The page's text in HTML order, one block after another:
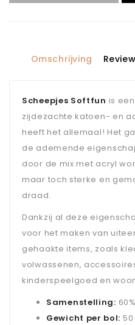
Omschrijving
Scheepjes Softfun is
zijdezachte katoen- en
heeft het allemaal! Het
de ademende
door de mix met acryl
maar toch sterke en
draad.
Dankzij al deze
voor het maken van
gehaakte items, zoals
volwassenen,
kinderspeelgoed en
Samenstelling:
Gewicht per bol: